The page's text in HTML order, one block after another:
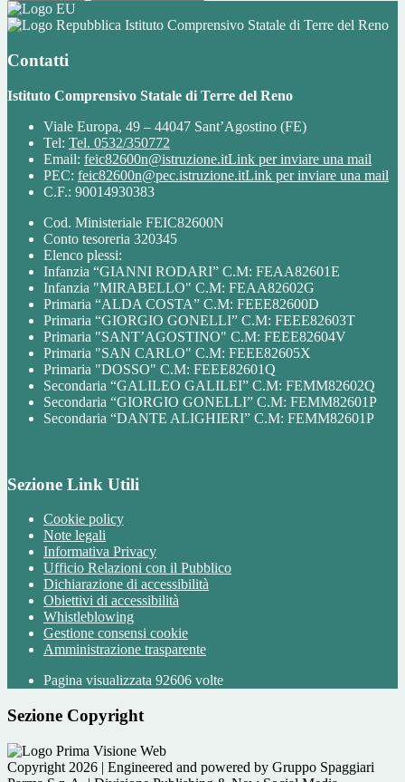
Istituto Comprensivo Statale di Terre del Reno
Contatti
Istituto Comprensivo Statale di Terre del Reno
Viale Europa, 49 – 44047 Sant’Agostino (FE)
Tel: Tel. 0532/350772
Email: feic82600n@istruzione.itLink per inviare una mail
PEC: feic82600n@pec.istruzione.itLink per inviare una mail
C.F.: 90014930383
Cod. Ministeriale FEIC82600N
Conto tesoreria 320345
Elenco plessi:
Infanzia “GIANNI RODARI” C.M: FEAA82601E
Infanzia "MIRABELLO" C.M: FEAA82602G
Primaria “ALDA COSTA” C.M: FEEE82600D
Primaria “GIORGIO GONELLI” C.M: FEEE82603T
Primaria "SANT’AGOSTINO" C.M: FEEE82604V
Primaria "SAN CARLO" C.M: FEEE82605X
Primaria "DOSSO" C.M: FEEE82601Q
Secondaria “GALILEO GALILEI” C.M: FEMM82602Q
Secondaria “GIORGIO GONELLI” C.M: FEMM82601P
Secondaria “DANTE ALIGHIERI” C.M: FEMM82601P
Sezione Link Utili
Cookie policy
Note legali
Informativa Privacy
Ufficio Relazioni con il Pubblico
Dichiarazione di accessibilità
Obiettivi di accessibilità
Whistleblowing
Gestione consensi cookie
Amministrazione trasparente
Pagina visualizzata 92606 volte
Sezione Copyright
Copyright 2026 | Engineered and powered by Gruppo Spaggiari